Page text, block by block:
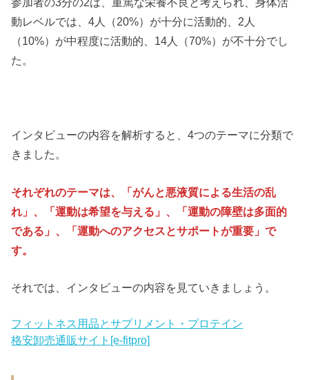
動レベルでは、4人（20%）が十分に活動的、2人
（10%）が中程度に活動的、14人（70%）が不十分でし
た。
インタビューの内容を解析すると、4つのテーマに分類で
きました。
それぞれのテーマは、「がんと悪液質による生活の乱
れ」、「運動は希望を与える」、「運動の障壁は多面的
である」、「運動へのアクセスとサポートが重要」で
す。
それでは、インタビューの内容を見ていきましょう。
フィットネス用品とサプリメント・プロテイン
格安卸売通販サイト[e-fitpro]